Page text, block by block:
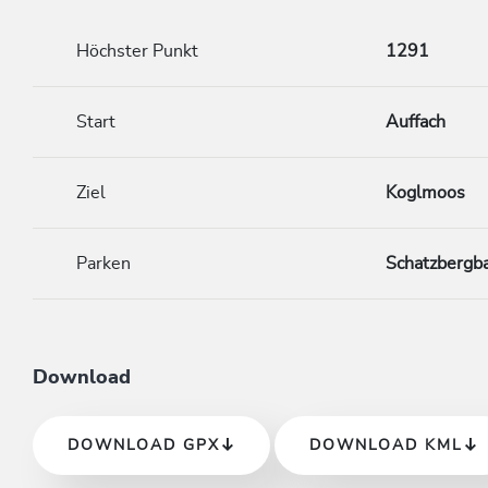
Höchster Punkt 1291
Start Auffach
Ziel Koglmoos
Parken
Download
DOWNLOAD GPX DOWNLOAD KML